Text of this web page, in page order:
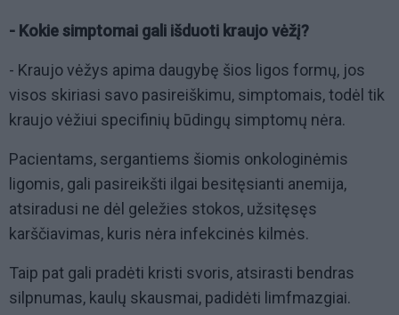
- Kokie simptomai gali išduoti kraujo vėžį?
- Kraujo vėžys apima daugybę šios ligos formų, jos
visos skiriasi savo pasireiškimu, simptomais, todėl tik
kraujo vėžiui specifinių būdingų simptomų nėra.
Pacientams, sergantiems šiomis onkologinėmis
ligomis, gali pasireikšti ilgai besitęsianti anemija,
atsiradusi ne dėl geležies stokos, užsitęsęs
karščiavimas, kuris nėra infekcinės kilmės.
Taip pat gali pradėti kristi svoris, atsirasti bendras
silpnumas, kaulų skausmai, padidėti limfmazgiai.